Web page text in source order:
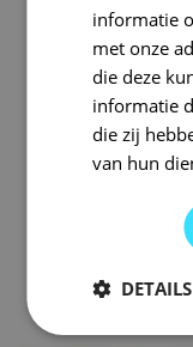
informatie
met onze
die deze
informatie
die zij
van hun